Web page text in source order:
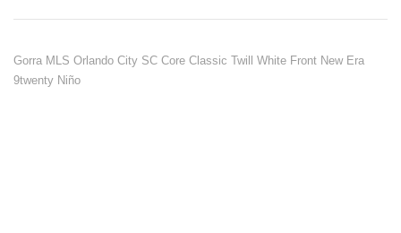
Gorra MLS Orlando City SC Core Classic Twill White Front New Era
9twenty Niño